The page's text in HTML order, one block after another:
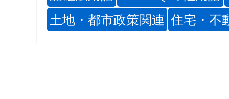
土地・都市政策関連 住宅・不